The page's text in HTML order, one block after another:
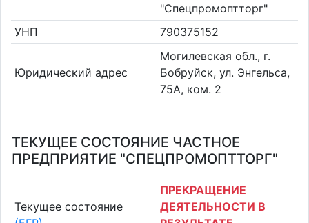
"Спецпромоптторг"
УНП
790375152
Юридический адрес
Могилевская обл., г.
Бобруйск, ул. Энгельса,
75А, ком. 2
ТЕКУЩЕЕ СОСТОЯНИЕ ЧАСТНОЕ
ПРЕДПРИЯТИЕ "СПЕЦПРОМОПТТОРГ"
Текущее состояние
ПРЕКРАЩЕНИЕ
ДЕЯТЕЛЬНОСТИ В